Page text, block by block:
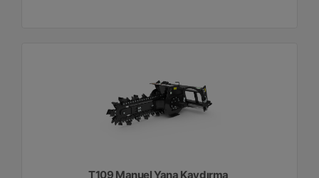
T109 Manuel Yana Kaydırma